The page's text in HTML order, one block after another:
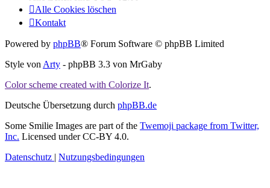
Alle Cookies löschen
Kontakt
Powered by phpBB® Forum Software © phpBB Limited
Style von Arty - phpBB 3.3 von MrGaby
Color scheme created with Colorize It.
Deutsche Übersetzung durch phpBB.de
Some Smilie Images are part of the Twemoji package from Twitter,
Inc. Licensed under CC-BY 4.0.
Datenschutz | Nutzungsbedingungen